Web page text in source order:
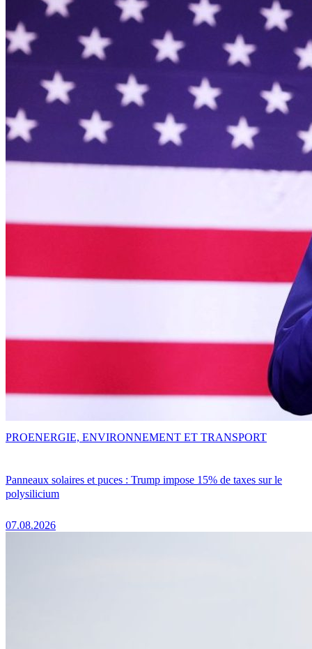
Panneaux solaires et puces : Trump impose 15% de taxes sur le
polysilicium
07.08.2026
PROENERGIE, ENVIRONNEMENT ET TRANSPORT